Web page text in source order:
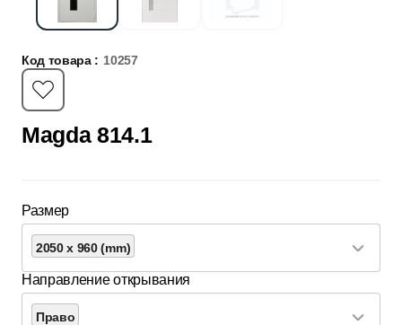
Код товара : 10257
Magda 814.1
Размер
2050 x 960 (mm)
Направление открывания
Право